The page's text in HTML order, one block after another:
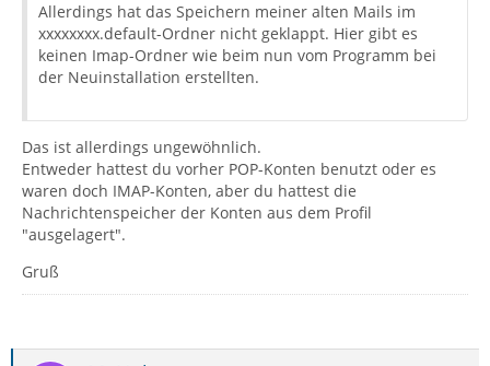
Allerdings hat das Speichern meiner alten Mails im
xxxxxxxx.default-Ordner nicht geklappt. Hier gibt es
keinen Imap-Ordner wie beim nun vom Programm bei
der Neuinstallation erstellten.
Das ist allerdings ungewöhnlich.
Entweder hattest du vorher POP-Konten benutzt oder es
waren doch IMAP-Konten, aber du hattest die
Nachrichtenspeicher der Konten aus dem Profil
"ausgelagert".
Gruß